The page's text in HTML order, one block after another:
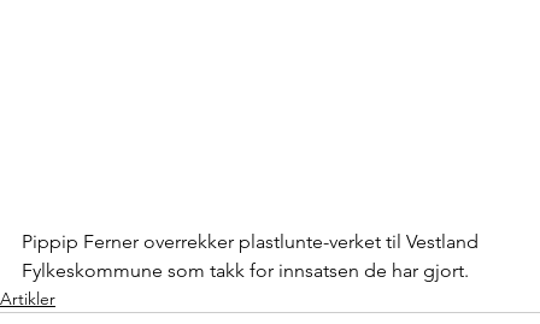
Pippip Ferner overrekker plastlunte-verket til Vestland
Fylkeskommune som takk for innsatsen de har gjort.
Artikler